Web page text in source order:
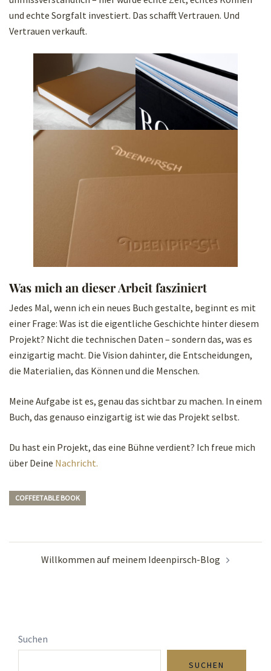
und echte Sorgfalt investiert. Das schafft Vertrauen. Und
Vertrauen verkauft.
Was mich an dieser Arbeit fasziniert
Jedes Mal, wenn ich ein neues Buch gestalte, beginnt es mit
einer Frage: Was ist die eigentliche Geschichte hinter diesem
Projekt? Nicht die technischen Daten – sondern das, was es
einzigartig macht. Die Vision dahinter, die Entscheidungen,
die Materialien, das Können und die Menschen.
Meine Aufgabe ist es, genau das sichtbar zu machen. In einem
Buch, das genauso einzigartig ist wie das Projekt selbst.
Du hast ein Projekt, das eine Bühne verdient? Ich freue mich
über Deine Nachricht.
COFFEETABLE BOOK
Beitragsnavigation
Willkommen auf meinem Ideenpirsch-Blog
Suchen
SUCHEN